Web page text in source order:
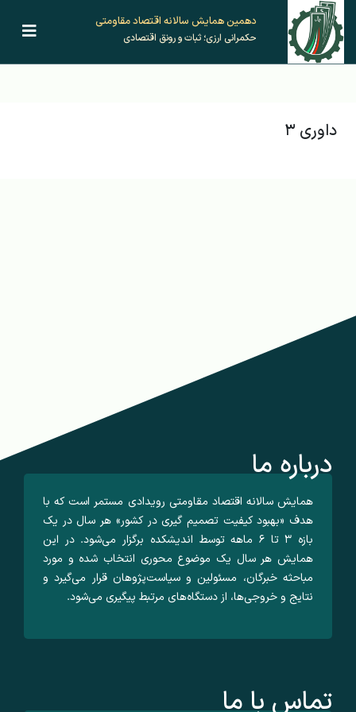
دهمین همایش‌ سالانه اقتصاد مقاومتی
حکمرانی ارزی؛ ثبات و رونق اقتصادی
داوری ۳
درباره ما
همایش سالانه اقتصاد مقاومتی رویدادی مستمر است که با
هدف «بهبود کیفیت تصمیم گیری در کشور» هر سال در یک
بازه ۳ تا ۶ ماهه توسط اندیشکده برگزار می‌شود. در این
همایش هر سال یک موضوع محوری انتخاب شده و مورد
مباحثه خبرگان، مسئولین و سیاست‌پژوهان قرار می‌گیرد و
نتایج و خروجی‌ها، از دستگاه‌های مرتبط پیگیری می‌شود.
تماس با ما